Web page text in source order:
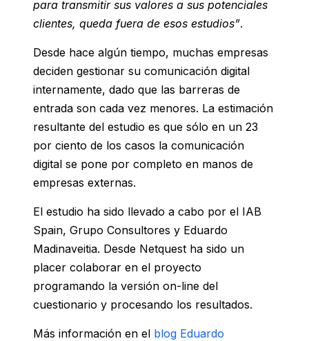
para transmitir sus valores a sus potenciales
clientes, queda fuera de esos estudios”.
Desde hace algún tiempo, muchas empresas
deciden gestionar su comunicación digital
internamente, dado que las barreras de
entrada son cada vez menores. La estimación
resultante del estudio es que sólo en un 23
por ciento de los casos la comunicación
digital se pone por completo en manos de
empresas externas.
El estudio ha sido llevado a cabo por el IAB
Spain, Grupo Consultores y Eduardo
Madinaveitia. Desde Netquest ha sido un
placer colaborar en el proyecto
programando la versión on-line del
cuestionario y procesando los resultados.
Más información en el blog Eduardo